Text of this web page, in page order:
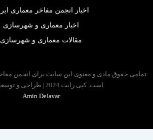
اخبار انجمن مفاخر معماری ایران
اخبار معماری و شهرسازی
مقالات معماری و شهرسازی
حقوق مادی و معنوی این سایت برای انجمن مفاخر
است. کپی رایت 2024 | طراحی و توسعه توسط
Amin Delavar